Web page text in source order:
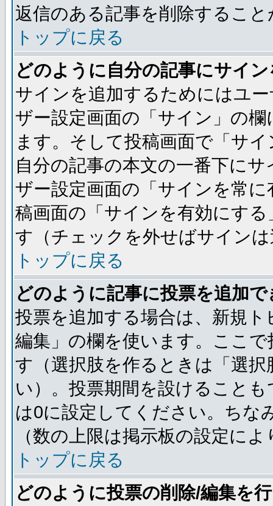
返信のある記事を削除するこ
トップに戻る
どのように自分の記事にサイ
サインを追加するためにはユ
ザー設定画面の「サイン」の
ます。そして投稿画面で「サ
自分の記事の本文の一番下に
ザー設定画面の「サインを常
稿画面の「サインを有効にす
す（チェックを外せばサイン
トップに戻る
どのように記事に投票を追加
投票を追加する場合は、新規
編集」の欄を使います。ここ
す（選択肢を作るときは「選
い）。投票期間を設けること
は0に設定してください。ちな
（数の上限は掲示板の設定に
トップに戻る
どのように投票の削除/編集を